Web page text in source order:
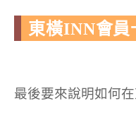
東橫INN會員
最後要來說明如何